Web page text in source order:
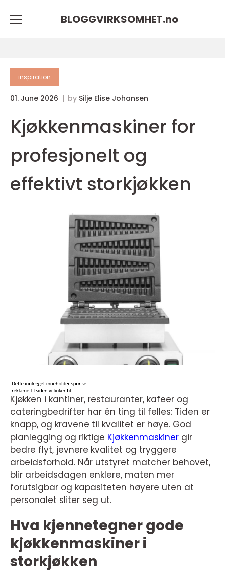
BLOGGVIRKSOMHET.no
inspiration
01. June 2026 by Silje Elise Johansen
Kjøkkenmaskiner for
profesjonelt og
effektivt storkjøkken
Kjøkken i kantiner, restauranter, kafeer og
cateringbedrifter har én ting til felles: Tiden er
knapp, og kravene til kvalitet er høye. God
planlegging og riktige Kjøkkenmaskiner gir
bedre flyt, jevnere kvalitet og tryggere
arbeidsforhold. Når utstyret matcher behovet,
blir arbeidsdagen enklere, maten mer
forutsigbar og kapasiteten høyere uten at
personalet sliter seg ut.
Hva kjennetegner gode
kjøkkenmaskiner i
storkjøkken